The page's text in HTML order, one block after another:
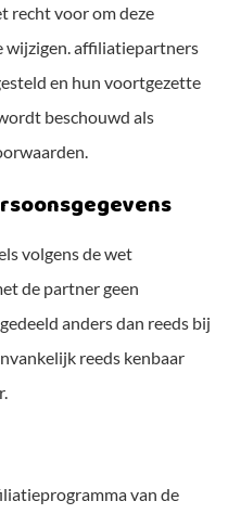
recht voor om deze
wijzigen. affiliatiepartners
en hun voortgezette
beschouwd als
volgens de wet
de partner geen
anders dan reeds bij
reeds kenbaar
van de